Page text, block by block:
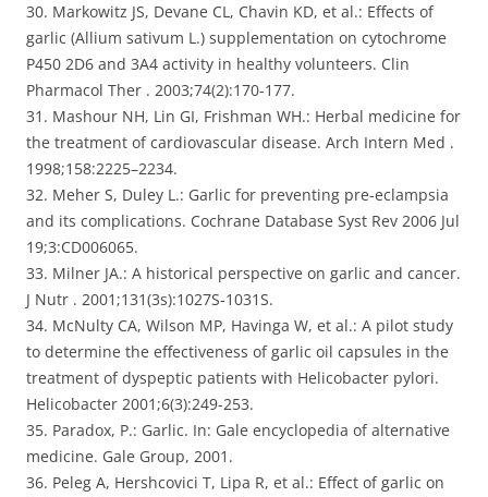
30. Markowitz JS, Devane CL, Chavin KD, et al.: Effects of
garlic (Allium sativum L.) supplementation on cytochrome
P450 2D6 and 3A4 activity in healthy volunteers. Clin
Pharmacol Ther . 2003;74(2):170-177.
31. Mashour NH, Lin GI, Frishman WH.: Herbal medicine for
the treatment of cardiovascular disease. Arch Intern Med .
1998;158:2225–2234.
32. Meher S, Duley L.: Garlic for preventing pre-eclampsia
and its complications. Cochrane Database Syst Rev 2006 Jul
19;3:CD006065.
33. Milner JA.: A historical perspective on garlic and cancer.
J Nutr . 2001;131(3s):1027S-1031S.
34. McNulty CA, Wilson MP, Havinga W, et al.: A pilot study
to determine the effectiveness of garlic oil capsules in the
treatment of dyspeptic patients with Helicobacter pylori.
Helicobacter 2001;6(3):249-253.
35. Paradox, P.: Garlic. In: Gale encyclopedia of alternative
medicine. Gale Group, 2001.
36. Peleg A, Hershcovici T, Lipa R, et al.: Effect of garlic on